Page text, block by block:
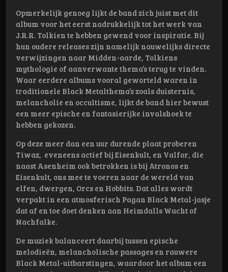
Opmerkelijk genoeg lijkt de band zich juist met dit
album voor het eerst nadrukkelijk tot het werk van
J.R.R. Tolkien te hebben gewend voor inspiratie. Bij
hun oudere releases zijn namelijk nauwelijks directe
verwijzingen naar Midden-aarde, Tolkiens
mythologie of aanverwante thema’s terug te vinden.
Waar eerdere albums vooral geworteld waren in
traditionele Black Metalthema’s zoals duisternis,
melancholie en occultisme, lijkt de band hier bewust
een meer epische en fantasierijke invalshoek te
hebben gekozen.
Op deze meer dan een uur durende plaat proberen
Tiwaz, eveneens actief bij Eisenkult, en Valfor, die
naast Asenheim ook betrokken is bij Atronos en
Eisenkult, ons mee te voeren naar de wereld van
elfen, dwergen, Orcs en Hobbits. Dat alles wordt
verpakt in een atmosferisch Pagan Black Metal-jasje
dat af en toe doet denken aan Heimdalls Wacht of
Nachfalke.
De muziek balanceert daarbij tussen epische
melodieën, melancholische passages en rauwere
Black Metal-uitbarstingen, waardoor het album een